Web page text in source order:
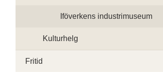
Iföverkens industrimuseum
Kulturhelg
Fritid